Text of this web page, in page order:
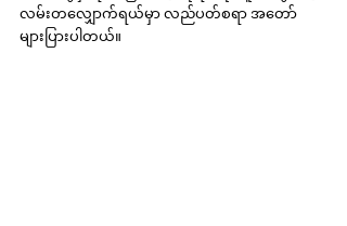
လမ်းတလျှောက်ရယ်မှာ လည်ပတ်စရာ အတော်
များပြားပါတယ်။